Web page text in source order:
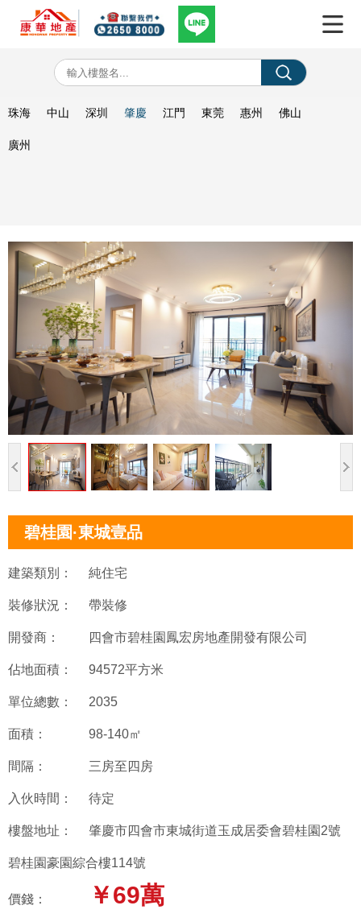
珠海 中山 深圳 肇慶 江門 東莞 惠州 佛山
廣州
碧桂園·東城壹品
建築類別： 純住宅
裝修狀況： 帶裝修
開發商： 四會市碧桂園鳳宏房地產開發有限公司
佔地面積： 94572平方米
單位總數： 2035
面積： 98-140㎡
間隔： 三房至四房
入伙時間： 待定
樓盤地址： 肇慶市四會市東城街道玉成居委會碧桂園2號
碧桂園豪園綜合樓114號
價錢： ￥69萬